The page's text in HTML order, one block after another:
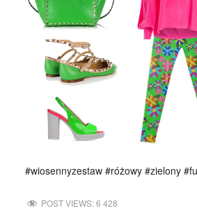
#wiosennyzestaw #różowy #zielony
POST VIEWS:6 428